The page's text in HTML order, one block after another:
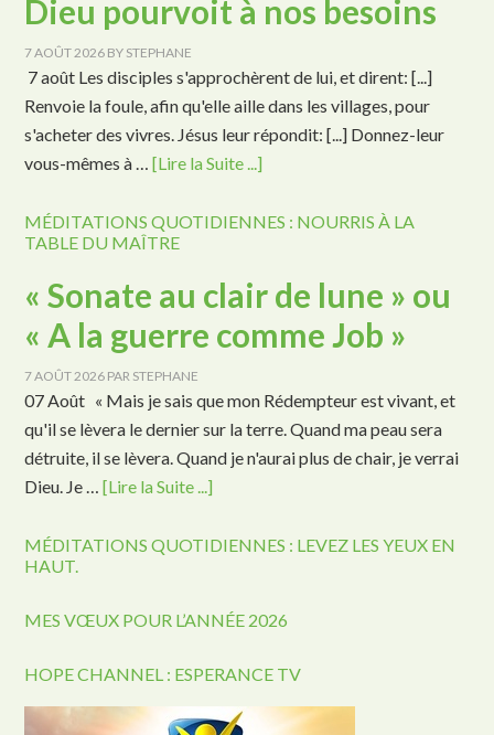
Dieu pourvoit à nos besoins
7 AOÛT 2026 BY STEPHANE
7 août Les disciples s'approchèrent de lui, et dirent: [...]
Renvoie la foule, afin qu'elle aille dans les villages, pour
s'acheter des vivres. Jésus leur répondit: [...] Donnez-leur
vous-mêmes à …[Lire la Suite ...]
MÉDITATIONS QUOTIDIENNES : NOURRIS À LA
TABLE DU MAÎTRE
« Sonate au clair de lune » ou
« A la guerre comme Job »
7 AOÛT 2026 PAR STEPHANE
07 Août « Mais je sais que mon Rédempteur est vivant, et
qu'il se lèvera le dernier sur la terre. Quand ma peau sera
détruite, il se lèvera. Quand je n'aurai plus de chair, je verrai
Dieu. Je …[Lire la Suite ...]
MÉDITATIONS QUOTIDIENNES : LEVEZ LES YEUX EN
HAUT.
MES VŒUX POUR L’ANNÉE 2026
HOPE CHANNEL : ESPERANCE TV